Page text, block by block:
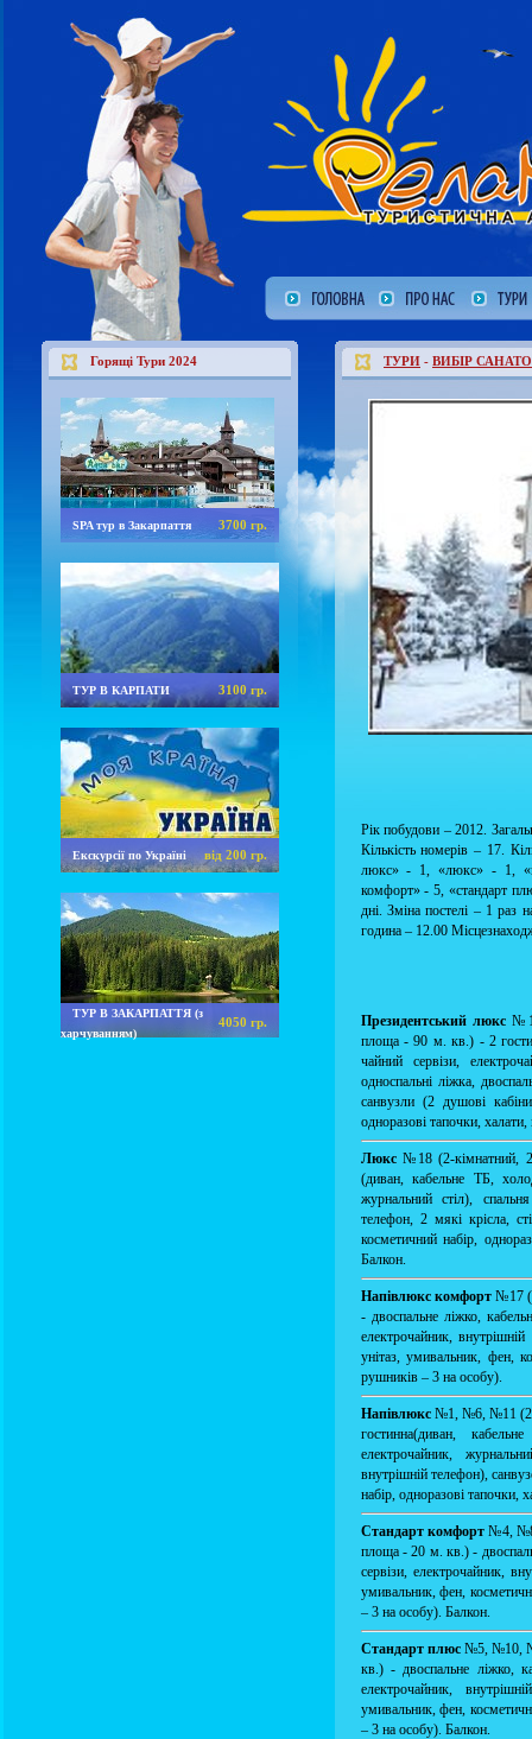
Горящі Тури 2024
SPA тур в Закарпаття 3700 гр.
ТУР В КАРПАТИ 3100 гр.
Екскурсії по Україні від 200 гр.
ТУР В ЗАКАРПАТТЯ (з
харчуванням)
4050 гр.
ТУРИ - ВИБІР
Рік побудови – 2012.
Кількість номерів – 17.
люкс» - 1, «люкс» - 1,
комфорт» - 5, «стандарт
дні. Зміна постелі – 1 раз
година – 12.00
Президентський люкс
площа - 90 м. кв.) - 2
чайний сервізи,
односпальні ліжка,
санвузли (2 душові
одноразові тапочки,
Люкс №18 (2-кімнатний,
(диван, кабельне ТБ,
журнальний стіл),
телефон, 2 мякі крісла,
косметичний набір,
Балкон.
Напівлюкс комфорт №17
- двоспальне ліжко,
електрочайник,
унітаз, умивальник, фен,
рушників – 3 на особу).
Напівлюкс №1, №6, №11 (2-
гостинна(диван,
електрочайник,
внутрішній телефон),
набір, одноразові тапочки,
Стандарт комфорт №4,
площа - 20 м. кв.) -
сервізи, електрочайник,
умивальник, фен,
– 3 на особу). Балкон.
Стандарт плюс №5, №10,
кв.) - двоспальне ліжко,
електрочайник,
умивальник, фен,
– 3 на особу). Балкон.